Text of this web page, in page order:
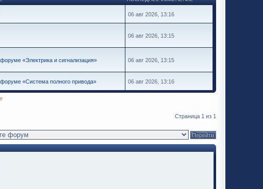
06 авг 2026, 13:16
06 авг 2026, 13:15
«Электрика и сигнализация» 06 авг 2026, 13:15
«Cистема полного привода» 06 авг 2026, 13:16
Страница 1 из 1